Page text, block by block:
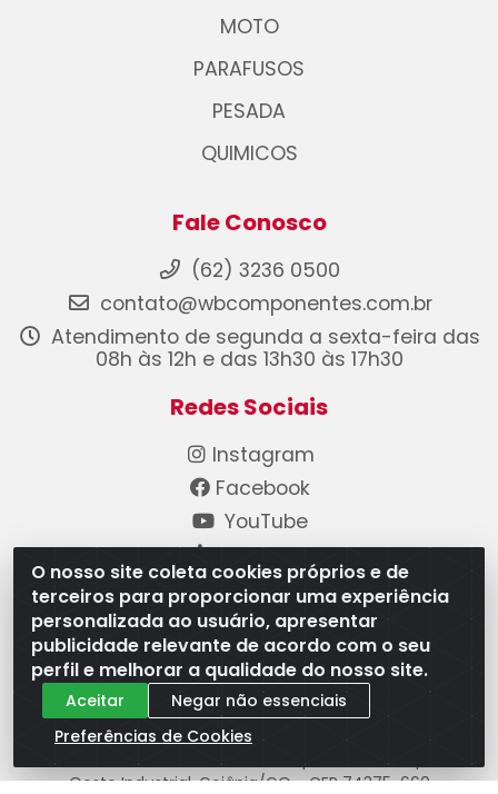
O nosso site coleta cookies próprios e de
terceiros para proporcionar uma experiência
personalizada ao usuário, apresentar
publicidade relevante de acordo com o seu
perfil e melhorar a qualidade do nosso site.
Aceitar
Negar não essenciais
Preferências de Cookies
MOTO
PARAFUSOS
PESADA
QUIMICOS
Fale Conosco
(62) 3236 0500
contato@wbcomponentes.com.br
Atendimento de segunda a sexta-feira das
08h às 12h e das 13h30 às 17h30
Redes Sociais
Instagram
Facebook
YouTube
Linkedin
Formas de Pagamento
WB Componentes Automotivos LTDA - CNPJ
Oeste Industrial, Goiânia/GO - CEP 74375-660